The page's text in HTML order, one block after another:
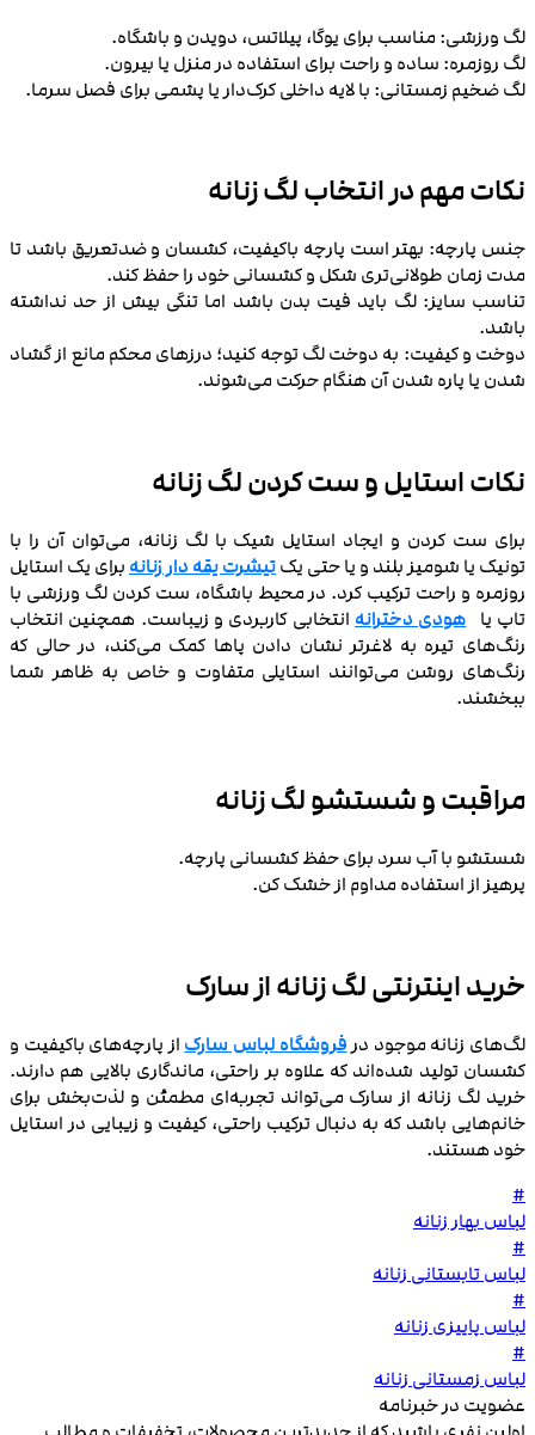
لگ ورزشی: مناسب برای یوگا، پیلاتس، دویدن و باشگاه.
لگ روزمره: ساده و راحت برای استفاده در منزل یا بیرون.
لگ ضخیم زمستانی: با لایه داخلی کرک‌دار یا پشمی برای فصل سرما.
نکات مهم در انتخاب لگ زنانه
جنس پارچه: بهتر است پارچه باکیفیت، کشسان و ضدتعریق باشد تا
مدت زمان طولانی‌تری شکل و کشسانی خود را حفظ کند.
تناسب سایز: لگ باید فیت بدن باشد اما تنگی بیش از حد نداشته
باشد.
دوخت و کیفیت: به دوخت لگ توجه کنید؛ درزهای محکم مانع از گشاد
شدن یا پاره شدن آن هنگام حرکت می‌شوند.
نکات استایل و ست کردن لگ زنانه
برای ست کردن و ایجاد استایل شیک با لگ زنانه، می‌توان آن را با
تونیک یا شومیز بلند و یا حتی یکتیشرت یقه دار زنانه برای یک استایل
روزمره و راحت ترکیب کرد. در محیط باشگاه، ست کردن لگ ورزشی با
تاپ یا هودی دخترانه انتخابی کاربردی و زیباست. همچنین انتخاب
رنگ‌های تیره به لاغرتر نشان دادن پاها کمک می‌کند، در حالی که
رنگ‌های روشن می‌توانند استایلی متفاوت و خاص به ظاهر شما
ببخشند.
مراقبت و شستشو لگ زنانه
شستشو با آب سرد برای حفظ کشسانی پارچه.
پرهیز از استفاده مداوم از خشک‌ کن.
خرید اینترنتی لگ زنانه از سارک
لگ‌های زنانه موجود در فروشگاه لباس سارک از پارچه‌های باکیفیت و
کشسان تولید شده‌اند که علاوه بر راحتی، ماندگاری بالایی هم دارند.
خرید لگ زنانه از سارک می‌تواند تجربه‌ای مطمئن و لذت‌بخش برای
خانم‌هایی باشد که به دنبال ترکیب راحتی، کیفیت و زیبایی در استایل
خود هستند.
#
لباس بهار زنانه
#
لباس تابستانی زنانه
#
لباس پاییزی زنانه
#
لباس زمستانی زنانه
عضویت در خبرنامه